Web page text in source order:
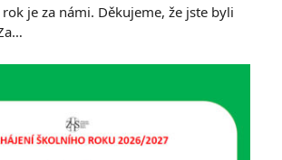
je za námi. Děkujeme, že jste byli